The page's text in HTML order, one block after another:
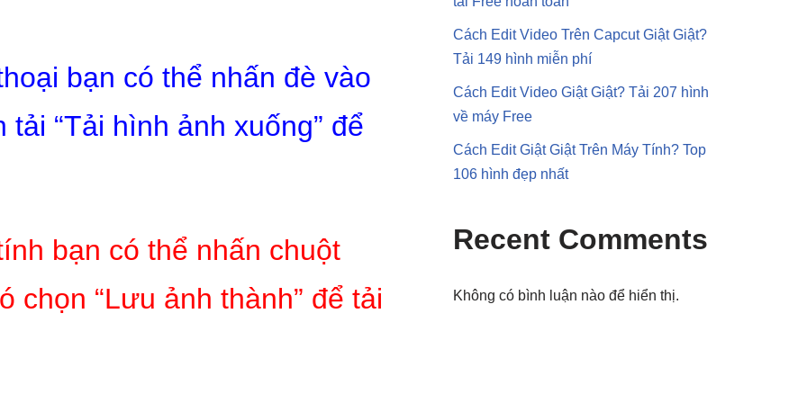
bạn có thể nhấn đè vào
“Tải hình ảnh xuống” để
bạn có thể nhấn chuột
chọn “Lưu ảnh thành” để tải
Cách Edit Video Trên Capcut Giật Giật?
Tải 149 hình miễn phí
Cách Edit Video Giật Giật? Tải 207 hình
về máy Free
Cách Edit Giật Giật Trên Máy Tính? Top
106 hình đẹp nhất
Recent Comments
Không có bình luận nào để hiển thị.